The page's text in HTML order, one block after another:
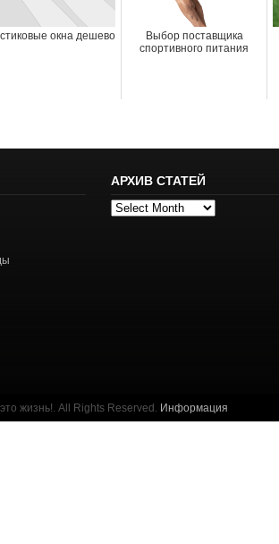
окна дешево
Выбор поставщика
спортивного питания
АРХИВ СТАТЕЙ
Архив
жизнь!. All Rights Reserved. Информация